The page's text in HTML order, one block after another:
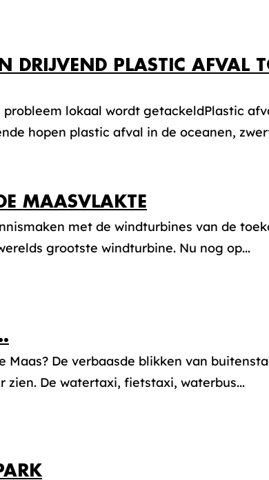
DRIJVEND PLASTIC AFVAL
lokaal wordt getackeldPlastic
hopen plastic afval in de oceanen,
MAASVLAKTE
met de windturbines van de
grootste windturbine. Nu nog op...
Maas? De verbaasde blikken van
zien. De watertaxi, fietstaxi, waterbus...